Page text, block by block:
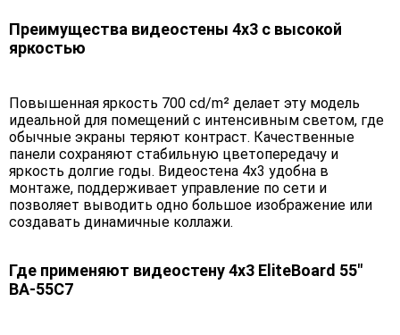
Преимущества видеостены 4х3 с высокой
яркостью
Повышенная яркость 700 cd/m² делает эту модель
идеальной для помещений с интенсивным светом, где
обычные экраны теряют контраст. Качественные
панели сохраняют стабильную цветопередачу и
яркость долгие годы. Видеостена 4х3 удобна в
монтаже, поддерживает управление по сети и
позволяет выводить одно большое изображение или
создавать динамичные коллажи.
Где применяют видеостену 4х3 EliteBoard 55"
BA-55C7